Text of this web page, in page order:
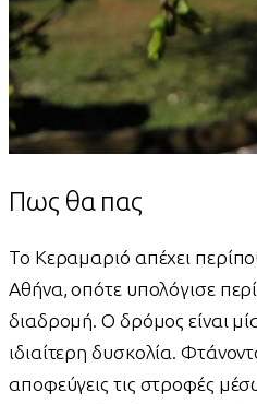
Πως θα πας
Το Κεραμαριό απέχει
Αθήνα, οπότε υπολόγισε
διαδρομή. Ο δρόμος είναι
ιδιαίτερη δυσκολία.
αποφεύγεις τις στροφές